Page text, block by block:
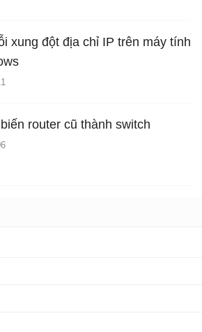
xung đột địa chỉ IP trên máy tính
router cũ thành switch